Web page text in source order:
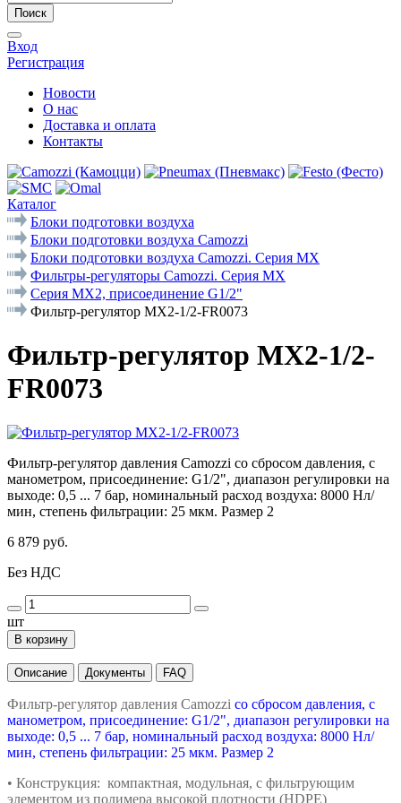
Поиск
Вход
Регистрация
Новости
О нас
Доставка и оплата
Контакты
Каталог
Блоки подготовки воздуха
Блоки подготовки воздуха Camozzi
Блоки подготовки воздуха Camozzi. Серия МX
Фильтры-регуляторы Camozzi. Cерия MX
Серия MX2, присоединение G1/2"
Фильтр-регулятор MX2-1/2-FR0073
Фильтр-регулятор MX2-1/2-
FR0073
Фильтр-регулятор давления Camozzi со сбросом давления, с
манометром, присоединение: G1/2", диапазон регулировки на
выходе: 0,5 ... 7 бар, номинальный расход воздуха: 8000 Нл/
мин, степень фильтрации: 25 мкм. Размер 2
6 879 руб.
Без НДС
шт
В корзину
Описание Документы FAQ
Фильтр-регулятор давления Camozzi со сбросом давления, с
манометром, присоединение: G1/2", диапазон регулировки на
выходе: 0,5 ... 7 бар, номинальный расход воздуха: 8000 Нл/
мин, степень фильтрации: 25 мкм. Размер 2
• Конструкция: компактная, модульная, с фильтрующим
элементом из полимера высокой плотности (HDPE)